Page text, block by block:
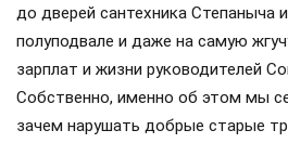
до дверей сантехника Степаныча
полуподвале и даже на самую
зарплат и жизни руководителей
Собственно, именно об этом мы
зачем нарушать добрые старые